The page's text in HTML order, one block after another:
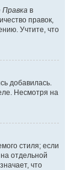
Правка в
правок,
Учтите, что
добавилась.
Несмотря на
стиля; если
отдельной
что